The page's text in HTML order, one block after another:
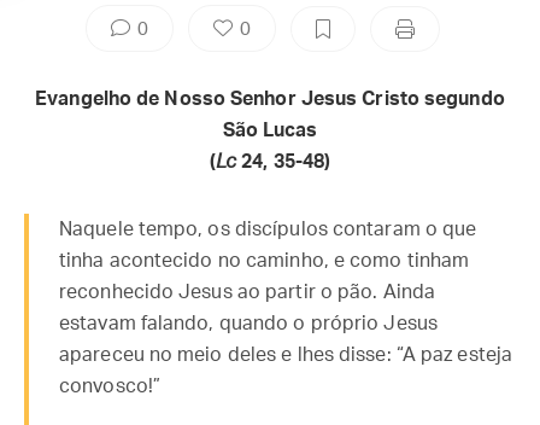
0 0
Evangelho de Nosso Senhor Jesus Cristo segundo
São Lucas
(Lc24, 35-48)
Naquele tempo, os discípulos contaram o que
tinha acontecido no caminho, e como tinham
reconhecido Jesus ao partir o pão. Ainda
estavam falando, quando o próprio Jesus
apareceu no meio deles e lhes disse: “A paz esteja
convosco!”